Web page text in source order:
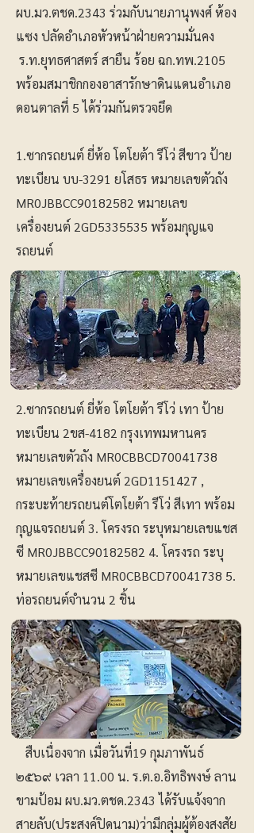
ผบ.มว.ตชด.2343 ร่วมกับนายภานุพงศ์ ห้อง
แซง ปลัดอำเภอหัวหน้าฝ่ายความมั่นคง
ร.ท.ยุทธศาสตร์ สายืน ร้อย ฉก.ทพ.2105
พร้อมสมาชิกกองอาสารักษาดินแดนอำเภอ
ดอนตาลที่ 5 ได้ร่วมกันตรวจยึด
1.ซากรถยนต์ ยี่ห้อ โตโยต้า รีโว่ สีขาว ป้าย
ทะเบียน บบ-3291 ยโสธร หมายเลขตัวถัง
MR0JBBCC90182582 หมายเลข
เครื่องยนต์ 2GD5335535 พร้อมกุญแจ
รถยนต์
2.ซากรถยนต์ ยี่ห้อ โตโยต้า รีโว่ เทา ป้าย
ทะเบียน 2ขส-4182 กรุงเทพมหานคร
หมายเลขตัวถัง MR0CBBCD70041738
หมายเลขเครื่องยนต์ 2GD1151427 ,
กระบะท้ายรถยนต์โตโยต้า รีโว่ สีเทา พร้อม
กุญแจรถยนต์ 3. โครงรถ ระบุหมายเลขแชส
ซี MR0JBBCC90182582 4. โครงรถ ระบุ
หมายเลขแชสซี MR0CBBCD70041738 5.
ท่อรถยนต์จำนวน 2 ชิ้น
สืบเนื่องจาก เมื่อวันที่19 กุมภาพันธ์
๒๕๖๙ เวลา 11.00 น. ร.ต.อ.อิทธิพงษ์ ลาน
ขามป้อม ผบ.มว.ตชด.2343 ได้รับแจ้งจาก
สายลับ(ประสงค์ปิดนาม)ว่ามีกลุ่มผู้ต้องสงสัย